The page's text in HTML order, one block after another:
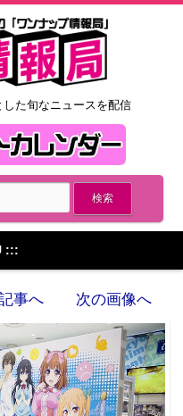
た旬なニュースを配信
:::
事へ 次の画像へ